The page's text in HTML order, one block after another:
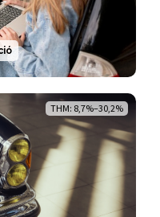
THM: 8,7%–30,2%